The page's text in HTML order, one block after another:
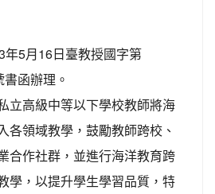
年5月16日臺教授國字第
函辦理。
立高級中等以下學校教師將海
各領域教學，鼓勵教師跨校、
合作社群，並進行海洋教育跨
學，以提升學生學習品質，特